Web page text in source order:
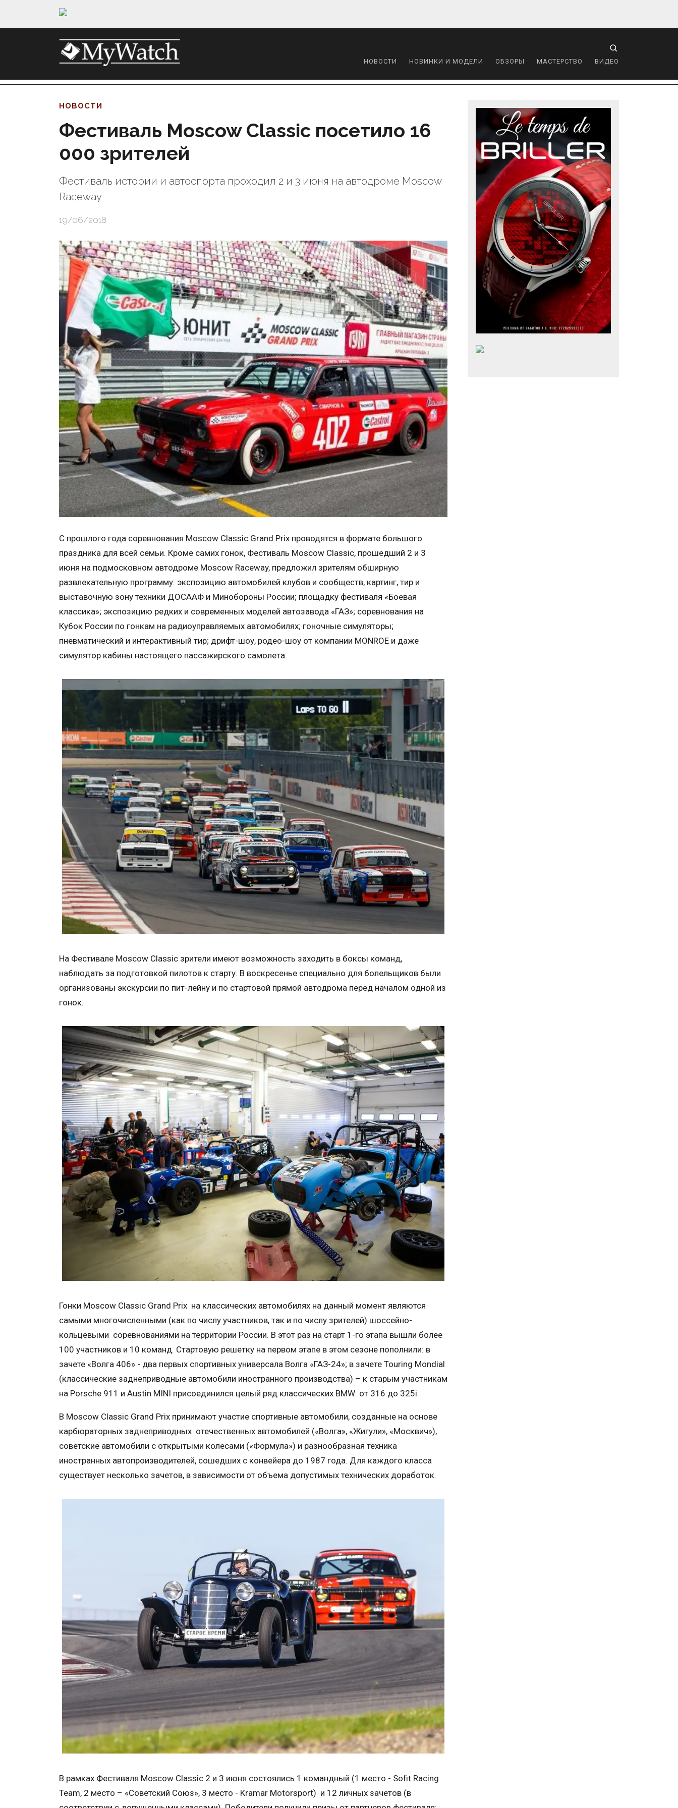
НОВОСТИ НОВИНКИ И МОДЕЛИ ОБЗОРЫ МАСТЕРСТВО ВИДЕО
НОВОСТИ
Фестиваль Moscow Classic посетило 16
000 зрителей
Фестиваль истории и автоспорта проходил 2 и 3 июня на автодроме Moscow
Raceway
19/06/2018
С прошлого года соревнования Moscow Classic Grand Prix проводятся в формате большого
праздника для всей семьи. Кроме самих гонок, Фестиваль Moscow Classic, прошедший 2 и 3
июня на подмосковном автодроме Moscow Raceway, предложил зрителям обширную
развлекательную программу: экспозицию автомобилей клубов и сообществ, картинг, тир и
выставочную зону техники ДОСААФ и Минобороны России; площадку фестиваля «Боевая
классика»; экспозицию редких и современных моделей автозавода «ГАЗ»; соревнования на
Кубок России по гонкам на радиоуправляемых автомобилях; гоночные симуляторы;
пневматический и интерактивный тир; дрифт-шоу, родео-шоу от компании MONROE и даже
симулятор кабины настоящего пассажирского самолета.
На Фестивале Moscow Classic зрители имеют возможность заходить в боксы команд,
наблюдать за подготовкой пилотов к старту. В воскресенье специально для болельщиков были
организованы экскурсии по пит-лейну и по стартовой прямой автодрома перед началом одной из
гонок.
Гонки Moscow Classic Grand Prix на классических автомобилях на данный момент являются
самыми многочисленными (как по числу участников, так и по числу зрителей) шоссейно-
кольцевыми соревнованиями на территории России. В этот раз на старт 1-го этапа вышли более
100 участников и 10 команд. Стартовую решетку на первом этапе в этом сезоне пополнили: в
зачете «Волга 406» - два первых спортивных универсала Волга «ГАЗ-24»; в зачете Touring Mondial
(классические заднеприводные автомобили иностранного производства) – к старым участникам
на Porsche 911 и Austin MINI присоединился целый ряд классических BMW: от 316 до 325i.
В Moscow Classic Grand Prix принимают участие спортивные автомобили, созданные на основе
карбюраторных заднеприводных отечественных автомобилей («Волга», «Жигули», «Москвич»),
советские автомобили с открытыми колесами («Формула») и разнообразная техника
иностранных автопроизводителей, сошедших с конвейера до 1987 года. Для каждого класса
существует несколько зачетов, в зависимости от объема допустимых технических доработок.
В рамках Фестиваля Moscow Classic 2 и 3 июня состоялись 1 командный (1 место - Sofit Racing
Team, 2 место – «Советский Союз», 3 место - Kramar Motorsport) и 12 личных зачетов (в